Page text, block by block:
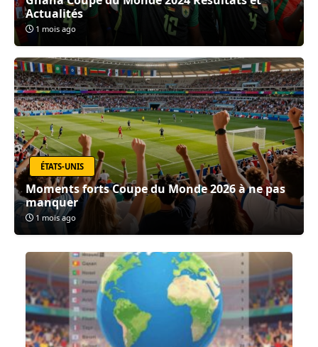
Actualités
1 mois ago
ÉTATS-UNIS
Moments forts Coupe du Monde 2026 à ne pas
manquer
1 mois ago